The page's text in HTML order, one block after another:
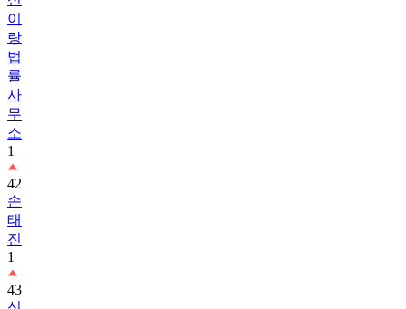
이
랑
법
률
사
무
소
1
42
손
태
진
1
43